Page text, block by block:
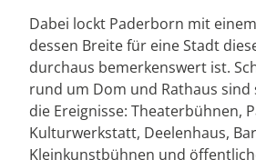
Dabei lockt Paderborn mit
dessen Breite für eine Stadt
durchaus bemerkenswert ist.
rund um Dom und Rathaus sind
die Ereignisse: Theaterbühnen,
Kulturwerkstatt, Deelenhaus,
Kleinkunstbühnen und